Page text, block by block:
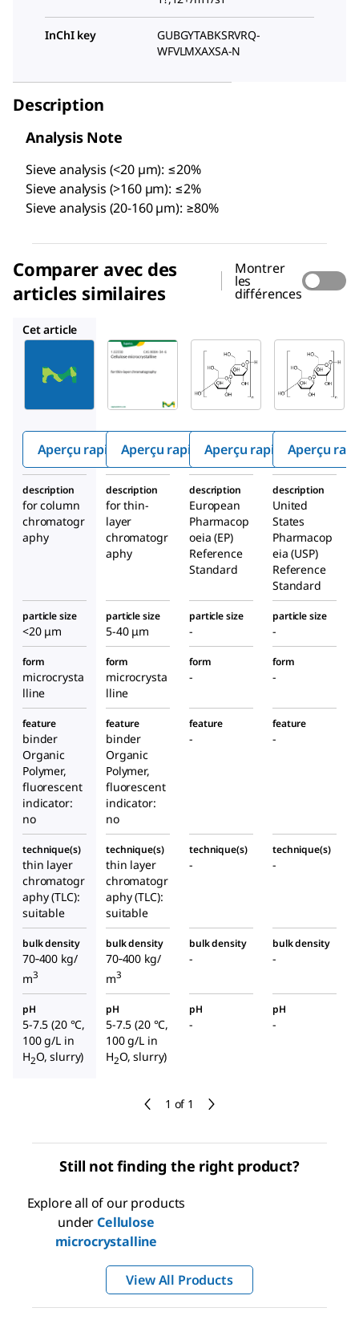
InChI key
GUBGYTABKSRVRQ-
WFVLMXAXSA-N
Description
Analysis Note
Sieve analysis (<20 µm): ≤20%
Sieve analysis (>160 µm): ≤2%
Sieve analysis (20-160 µm): ≥80%
Comparer avec des
articles similaires
Montrer
les
différences
1 of 1
Cet article
Millipore
102331
ine
Aperçu rapide
102330
Cellulo
se
ine
Aperçu rapide
Y0002021
Cellulose
Aperçu rapideAperçu
description
for column
chromatogr
aphy
description
for thin-
layer
chromatogr
aphy
description
European
Pharmacop
oeia (EP)
Reference
Standard
description
United
States
Pharmacop
eia (USP)
Reference
Standard
particle size
<20 μm
particle size
5-40 μm
particle size
-
particle size
-
form
microcrysta
lline
form
microcrysta
lline
form
-
form
-
feature
binder
Organic
Polymer,
fluorescent
indicator:
no
feature
binder
Organic
Polymer,
fluorescent
indicator:
no
feature
-
feature
-
technique(s)
thin layer
chromatogr
aphy (TLC):
suitable
technique(s)
thin layer
chromatogr
aphy (TLC):
suitable
technique(s)
-
technique(s)
-
bulk density
70‑400 kg/
m3
bulk density
70‑400 kg/
m3
bulk density
-
bulk density
-
pH
5-7.5 (20 °C,
100 g/L in
H2O, slurry)
pH
5-7.5 (20 °C,
100 g/L in
H2O, slurry)
pH
-
pH
-
Still not finding the right product?
Explore all of our products
underCellulose
microcrystalline
View All Products